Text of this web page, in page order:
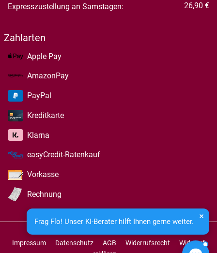
Frag Flo! Unser KI-Berater hilft Ihnen gerne weiter.
Expresszustellung an Samstagen:
26,90 €
Zahlarten
Apple Pay
AmazonPay
PayPal
Kreditkarte
Klarna
easyCredit-Ratenkauf
Vorkasse
Rechnung
Impressum Datenschutz AGB Widerrufsrecht
Widerruf